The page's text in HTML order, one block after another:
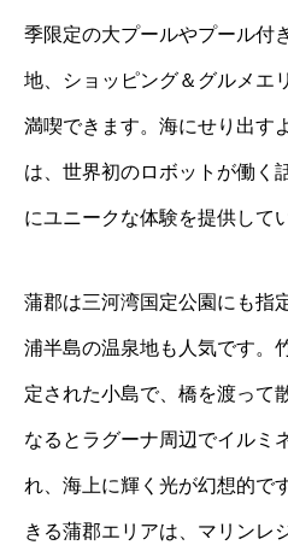
季限定の大プールやプール付
地、ショッピング＆グルメエ
満喫できます。海にせり出す
は、世界初のロボットが働く
にユニークな体験を提供して
蒲郡は三河湾国定公園にも指
浦半島の温泉地も人気です。
定された小島で、橋を渡って
なるとラグーナ周辺でイルミ
れ、海上に輝く光が幻想的で
きる蒲郡エリアは、マリンレ